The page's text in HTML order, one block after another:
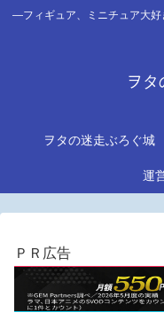
―フィギュア、ミニチュア大好
ヲタ
ヲタの迷走ぶろぐ城
運
ＰＲ広告